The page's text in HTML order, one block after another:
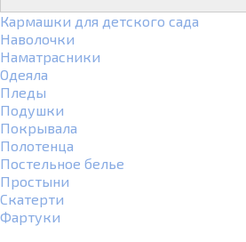
Кармашки для детского сада
Наволочки
Наматрасники
Одеяла
Пледы
Подушки
Покрывала
Полотенца
Постельное белье
Простыни
Скатерти
Фартуки